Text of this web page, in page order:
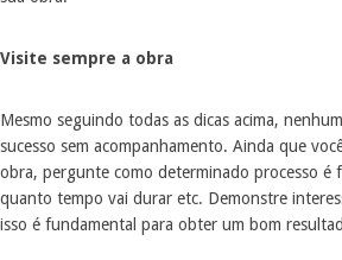
Visite sempre a obra
Mesmo seguindo todas as dicas acima,
sucesso sem acompanhamento. Ainda que
obra, pergunte como determinado processo é
quanto tempo vai durar etc. Demonstre
isso é fundamental para obter um bom